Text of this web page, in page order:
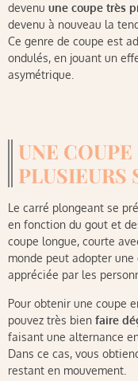
devenu une coupe très
devenu à nouveau la
Ce genre de coupe est
ondulés, en jouant un
asymétrique.
UNE
PLUSIEURS
Le carré plongeant se
en fonction du gout et
coupe longue, courte
monde peut adopter
appréciée par les
Pour obtenir une coupe
pouvez très bien faire
faisant une alternance
Dans ce cas, vous
restant en mouvement.